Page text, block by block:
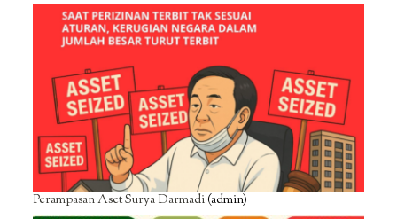
Perampasan Aset Surya Darmadi(admin)